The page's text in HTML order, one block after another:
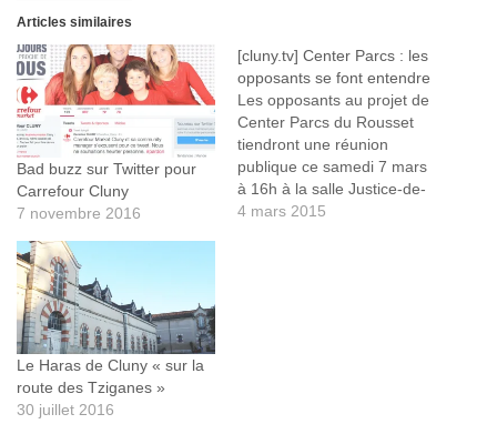
Articles similaires
Bad buzz sur Twitter pour
Carrefour Cluny
7 novembre 2016
[cluny.tv] Center Parcs : les
opposants se font entendre
Les opposants au projet de
Center Parcs du Rousset
tiendront une réunion
publique ce samedi 7 mars
à 16h à la salle Justice-de-
Paix de Cluny. Pour
4 mars 2015
Le Haras de Cluny « sur la
route des Tziganes »
30 juillet 2016